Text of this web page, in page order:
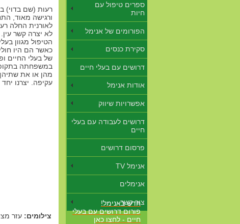
ספרים טיפול עם
חיות
הפורומים של אנימל
סקירת כנסים
דרושים עם בעלי חיים
אודות אנימל
אפשרויות שיווק
דרושים לעבודה עם בעלי
חיים
פרסום דרושים
אנימל TV
אנימלים
צור קשר
חדש באנימל!
פורום דרושים עם בעלי
חיים - לחצו כאן
ורגישה מאוד,
לאורנית החלה
לא יצרה קשר
הטיפול מגוון
כאשר הם היו
של בעלי החיים
במשפחתה
מהן או את
עקיפה. יצרנו
צילומים: עזר